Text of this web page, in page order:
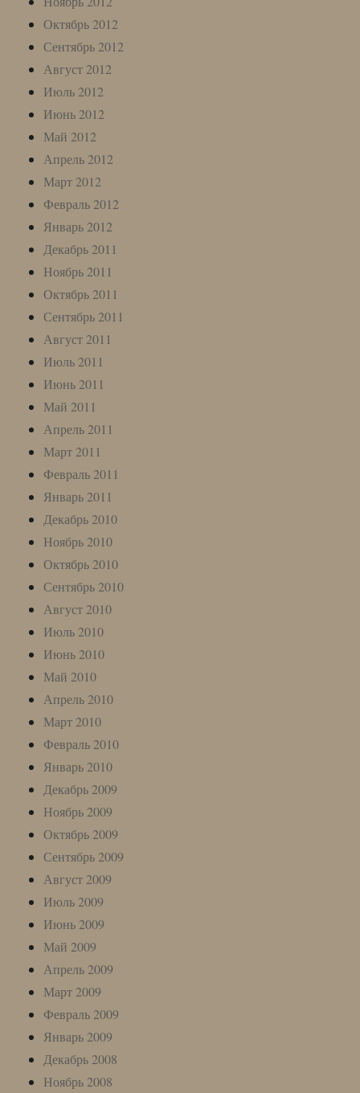
Октябрь 2012
Сентябрь 2012
Август 2012
Июль 2012
Июнь 2012
Май 2012
Апрель 2012
Март 2012
Февраль 2012
Январь 2012
Декабрь 2011
Ноябрь 2011
Октябрь 2011
Сентябрь 2011
Август 2011
Июль 2011
Июнь 2011
Май 2011
Апрель 2011
Март 2011
Февраль 2011
Январь 2011
Декабрь 2010
Ноябрь 2010
Октябрь 2010
Сентябрь 2010
Август 2010
Июль 2010
Июнь 2010
Май 2010
Апрель 2010
Март 2010
Февраль 2010
Январь 2010
Декабрь 2009
Ноябрь 2009
Октябрь 2009
Сентябрь 2009
Август 2009
Июль 2009
Июнь 2009
Май 2009
Апрель 2009
Март 2009
Февраль 2009
Январь 2009
Декабрь 2008
Ноябрь 2008